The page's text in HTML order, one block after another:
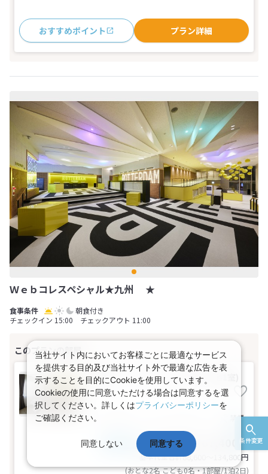
条件変更
おすすめポイント プラン詳細
Ｗｅｂコレスペシャル★九州 ★
朝食付き
チェックイン 15:00 チェックアウト 11:00
【禁煙】３．スタンダード(1名～3名1室)
禁煙
おとな1名 税込44,300～67,400円
基本代金合計88,600〜134,800円
(おとな2名 こども0名・1部屋/1泊2日)
当社サイト内においてお客様ごとに最適なサービス
を提供する目的及び当社サイト外で最適な広告を表
示することを目的にCookieを使用しています。
Cookieの使用に同意いただける場合は同意するを選
択してください。詳しくはプライバシーポリシーを
ご確認ください。
同意しない 同意する